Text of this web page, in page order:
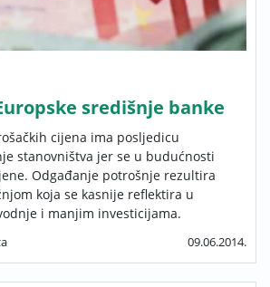
središnje banke
cijena ima posljedicu
stanovništva jer se u budućnosti
Odgađanje potrošnje rezultira
koja se kasnije reflektira u
i manjim investicijama.
09.06.2014.